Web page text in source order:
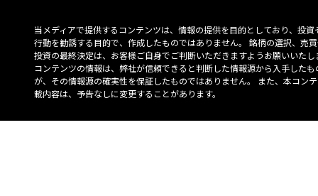
当メディアで提供するコンテンツは、情報の提供を目的としており、投資
行動を勧誘する目的で、作成したものではありません。 銘柄の選択、売
投資の最終決定は、お客様ご自身でご判断いただきますようお願いいたし
コンテンツの情報は、弊社が信頼できると判断した情報源から入手したも
が、その情報源の確実性を保証したものではありません。 また、本コン
載内容は、予告なしに変更することがあります。